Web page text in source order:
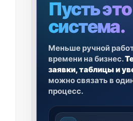
Пусть
система.
Меньше ручной
времени на бизнес.
заявки, таблицы и
можно связать в
процесс.